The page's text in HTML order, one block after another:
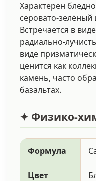
Характерен
серовато-зелёный
Встречается в
радиально-
виде
ценится как
камень, часто
базальтах.
✦ Физико-
Формула
Цвет